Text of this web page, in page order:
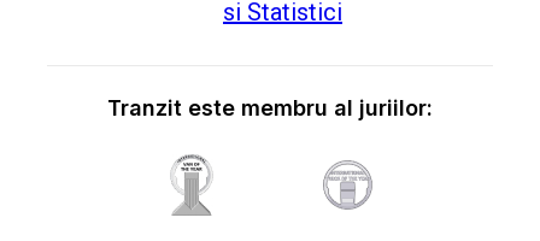
Tranzit este membru al juriilor: